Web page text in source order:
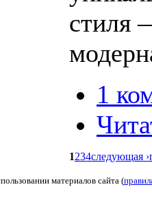
стиля
1
1234следующая ›
материалов сайта (